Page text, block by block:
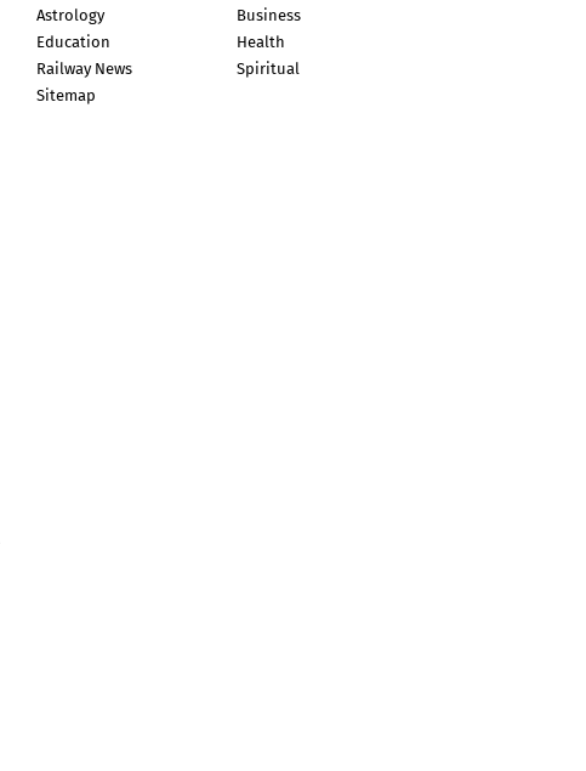
Astrology
Business
Education
Health
Railway News
Spiritual
Sitemap